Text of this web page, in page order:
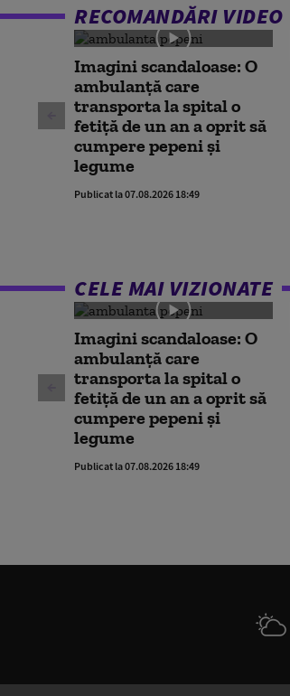
RECOMANDĂRI VIDEO
Imagini scandaloase: O
ambulanță care
transporta la spital o
fetiță de un an a oprit să
cumpere pepeni și
legume
Publicat la 07.08.2026 18:49
CELE MAI VIZIONATE
Imagini scandaloase: O
ambulanță care
transporta la spital o
fetiță de un an a oprit să
cumpere pepeni și
legume
Publicat la 07.08.2026 18:49